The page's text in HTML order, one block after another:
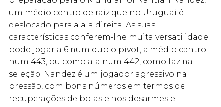
um médio centro de raiz que no Uruguai é
deslocado para a ala direita. As suas
características conferem-lhe muita versatilidade:
pode jogar a 6 num duplo pivot, a médio centro
num 443, ou como ala num 442, como faz na
seleção. Nandez é um jogador agressivo na
pressão, com bons números em termos de
recuperações de bolas e nos desarmes e